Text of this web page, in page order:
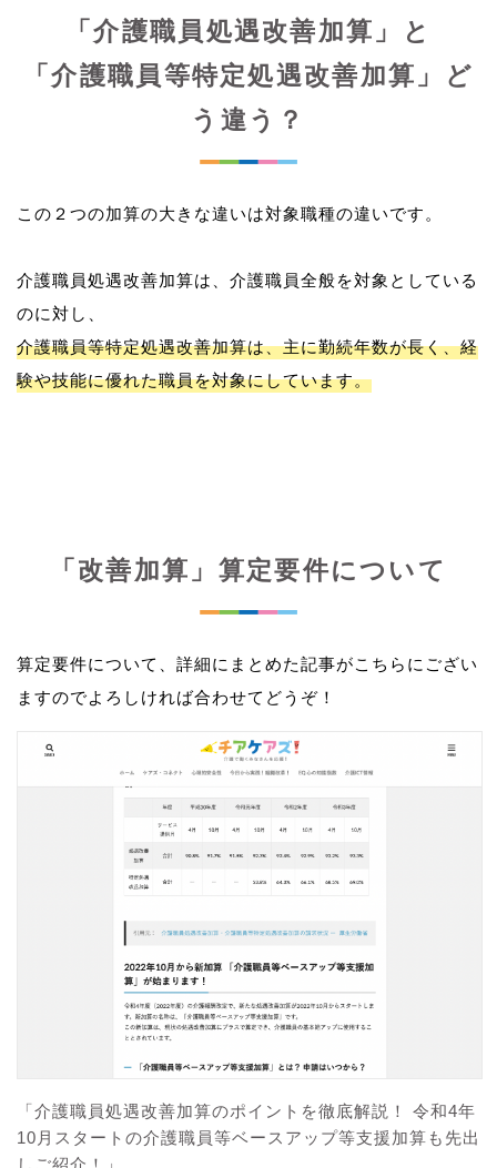
「介護職員処遇改善加算」と
「介護職員等特定処遇改善加算」ど
う違う？
この２つの加算の大きな違いは対象職種の違いです。
介護職員処遇改善加算は、介護職員全般を対象としている
介護職員等特定処遇改善加算は、主に勤続年数が長く、経
験や技能に優れた職員を対象にしています。
「改善加算」算定要件について
算定要件について、詳細にまとめた記事がこちらにござい
ますのでよろしければ合わせてどうぞ！
「介護職員処遇改善加算のポイントを徹底解説！ 令和4年
10月スタートの介護職員等ベースアップ等支援加算も先出
しご紹介！」